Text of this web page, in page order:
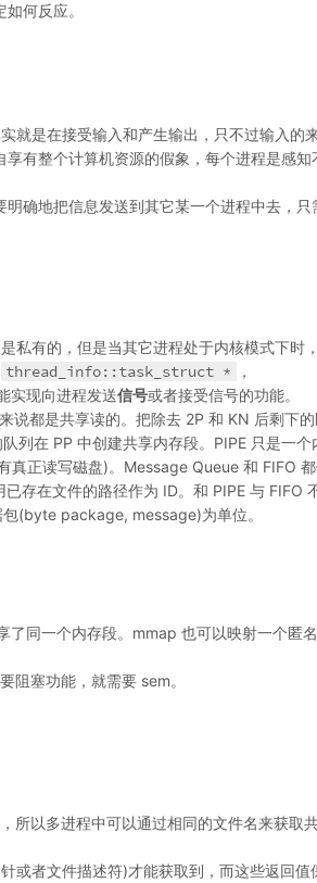
何反应。
就是在接受输入和产生输出，只不过输入的
有整个计算机资源的假象，每个进程是感知
确地把信息发送到其它某一个进程中去，只
私有的，但是当其它进程处于内核模式下时
thread_info::task_struct * ，
实现向进程发送信号或者接受信号的功能。
说都是共享读的。把除去 2P 和 KN 后剩下
列在 PP 中创建共享内存段。PIPE 只是一个
真正读写磁盘)。Message Queue 和 FIFO
存在文件的路径作为 ID。和 PIPE 与 FIFO
(byte package, message)为单位。
了同一个内存段。mmap 也可以映射一个匿
阻塞功能，就需要 sem。
所以多进程中可以通过相同的文件名来获取
或者文件描述符)才能获取到，而这些返回值